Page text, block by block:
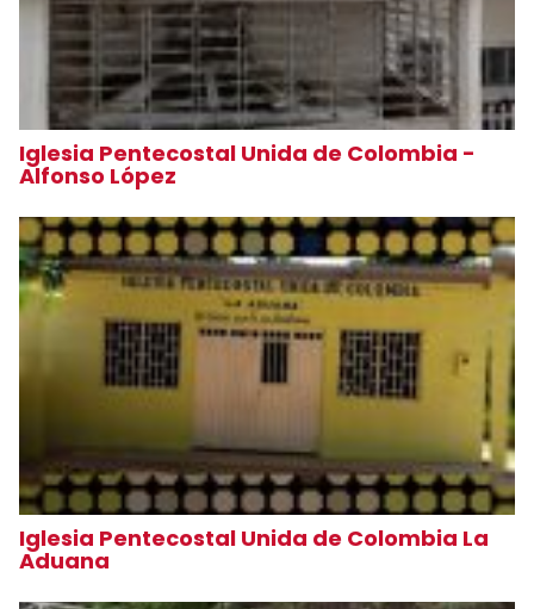
Iglesia Pentecostal Unida de Colombia -
Alfonso López
Iglesia Pentecostal Unida de Colombia La
Aduana